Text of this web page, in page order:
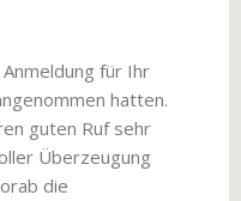
für Ihr
hatten.
guten Ruf sehr
Überzeugung
die